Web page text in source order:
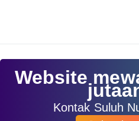
Website
Kontak Suluh